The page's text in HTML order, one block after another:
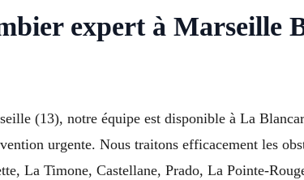
expert à Marseille
(13), notre équipe est disponible à La
urgente. Nous traitons efficacement les
La Timone, Castellane, Prado, La Pointe-